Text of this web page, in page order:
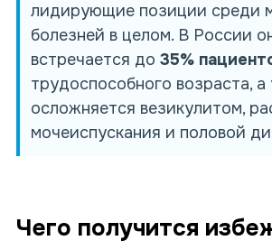
лидирующие позиции среди
болезней в целом. В России
встречается до 35%
трудоспособного возраста, а
осложняется везикулитом,
мочеиспускания и половой
Чего получится